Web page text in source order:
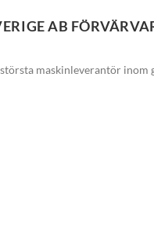
AB
maskinleverantör